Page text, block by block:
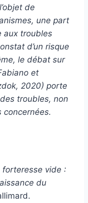
de
une part
aux troubles
d’un risque
le débat sur
et
2020) porte
troubles, non
concernées.
forteresse vide :
du